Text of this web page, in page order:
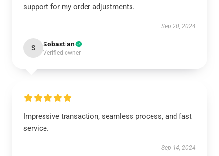
support for my order adjustments.
Sep 20, 2024
S Sebastian
Verified owner
Impressive transaction, seamless process, and fast
service.
Sep 14, 2024